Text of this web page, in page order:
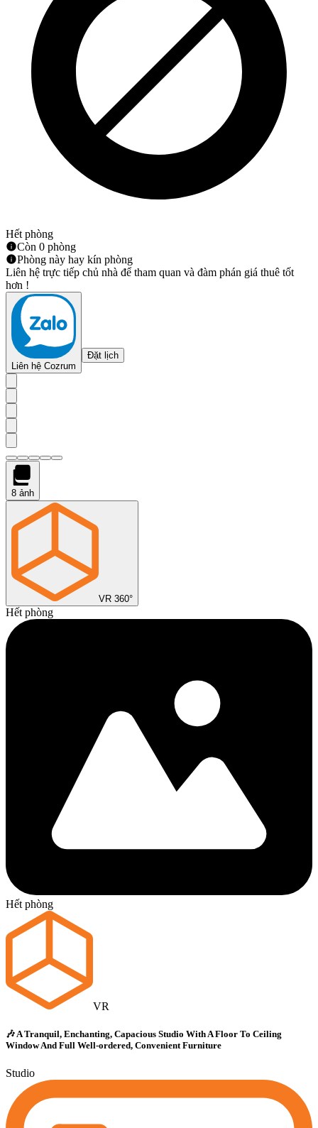
Hết phòng
Còn 0 phòng
Phòng này hay kín phòng
Liên hệ trực tiếp chủ nhà để tham quan và đàm phán giá thuê tốt
hơn !
Liên hệ Cozrum
Đặt lịch
8 ảnh
VR 360°
Hết phòng
Hết phòng
VR
🎶 A Tranquil, Enchanting, Capacious Studio With A Floor To Ceiling
Window And Full Well-ordered, Convenient Furniture
Studio